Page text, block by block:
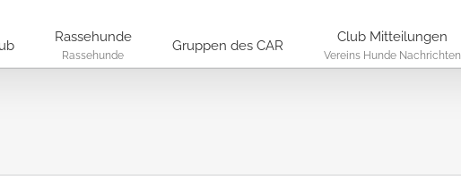
Rassehunde
Rassehunde
Gruppen des CAR
Club Mitteilungen
Vereins Hunde Nachrichten